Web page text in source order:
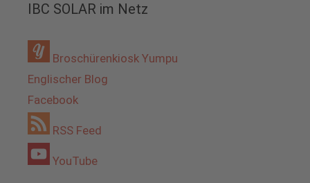
IBC SOLAR im Netz
Broschürenkiosk Yumpu
Englischer Blog
Facebook
RSS Feed
YouTube